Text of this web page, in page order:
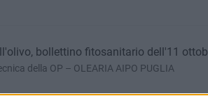
bollettino fitosanitario dell'11
della OP – OLEARIA AIPO PUGLIA